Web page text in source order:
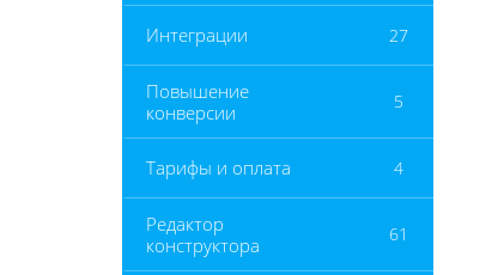
Интеграции 27
Повышение
конверсии
5
Тарифы и оплата 4
Редактор
конструктора
61